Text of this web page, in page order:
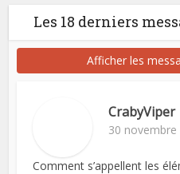
Les 18 derniers
Afficher les
CrabyViper
30
Comment s’appellent les